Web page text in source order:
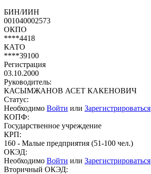
БИН/ИИН
001040002573
ОКПО
****4418
КАТО
****39100
Регистрация
03.10.2000
Руководитель:
КАСЫМЖАНОВ АСЕТ КАКЕНОВИЧ
Статус:
Необходимо Войти или Зарегистрироваться
КОПФ:
Государственное учреждение
КРП:
160 - Малые предприятия (51-100 чел.)
ОКЭД:
Необходимо Войти или Зарегистрироваться
Вторичный ОКЭД: